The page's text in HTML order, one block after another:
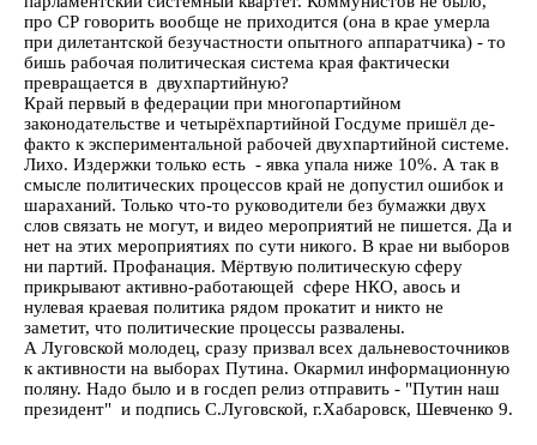
про СР говорить вообще не приходится (она в крае умерла
при дилетантской безучастности опытного аппаратчика) - то
бишь рабочая политическая система края фактически
превращается в двухпартийную?
Край первый в федерации при многопартийном
законодательстве и четырёхпартийной Госдуме пришёл де-
факто к экспериментальной рабочей двухпартийной системе.
Лихо. Издержки только есть - явка упала ниже 10%. А так в
смысле политических процессов край не допустил ошибок и
шараханий. Только что-то руководители без бумажки двух
слов связать не могут, и видео мероприятий не пишется. Да и
нет на этих мероприятиях по сути никого. В крае ни выборов
ни партий. Профанация. Мёртвую политическую сферу
прикрывают активно-работающей сфере НКО, авось и
нулевая краевая политика рядом прокатит и никто не
заметит, что политические процессы развалены.
А Луговской молодец, сразу призвал всех дальневосточников
к активности на выборах Путина. Окармил информационную
поляну. Надо было и в госдеп релиз отправить - "Путин наш
президент" и подпись С.Луговской, г.Хабаровск, Шевченко 9.